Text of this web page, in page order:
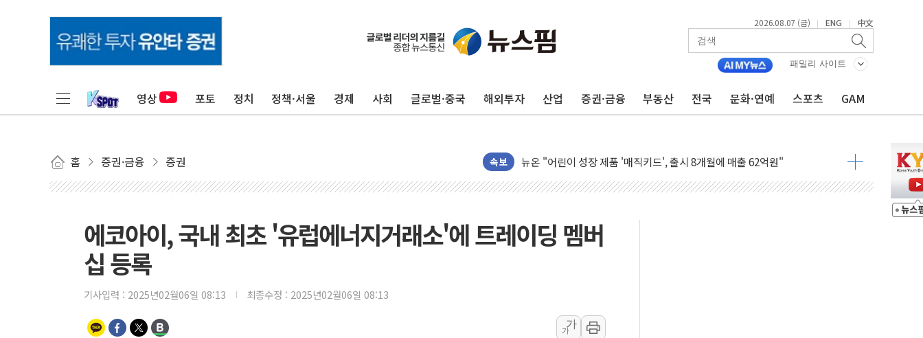
2026.08.07 (금) | ENG | 中文
패밀리 사이트
영상 포토 정치 정책·서울 경제 사회 글로벌·중국 해외투자 산업 증권·금융 부동산 전국 문화·연예 스포츠 GAM
홈 증권·금융 증권 속보
롯데쇼핑, 백화점이 이끈 반등...2분기 영업이익 121% 급증
합수본, '투표율 조작 의혹' 서울·경기·충북 선관위 등 추가 압수수색
벤처업계 "정부 세제개편안 환영...RSU 세제지원 긍정 검토되길"
최영근 한국전광 대표, ESG경영대상 환경부분 최우수상 수상
[특징주] 태양광주, 美 관세 부과에 4%대 급등
GC녹십자, mRNA 백신 품질 분석 연구 국제학술지 게재
한온시스템, 캐나다서 1000만 달러 지원…전동 컴프레서 생산 확대
구윤철 "부동산 세제개편, 합리적 범위 내 수정 가능"…공급·금융대책 예고
LG전자, 대형 TV 구독하면 '스탠바이미2' 구독료 50% 할인
에코아이, 국내 최초 '유럽에너지거래소'에 트레이딩 멤버
십 등록
기사입력 : 2025년02월06일 08:13 최종수정 : 2025년02월06일 08:13
가
가